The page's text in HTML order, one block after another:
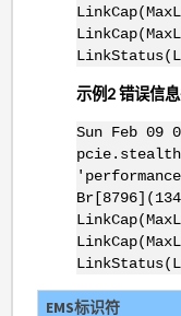
示例2 错误信
Sun Feb 09
EMS标识符